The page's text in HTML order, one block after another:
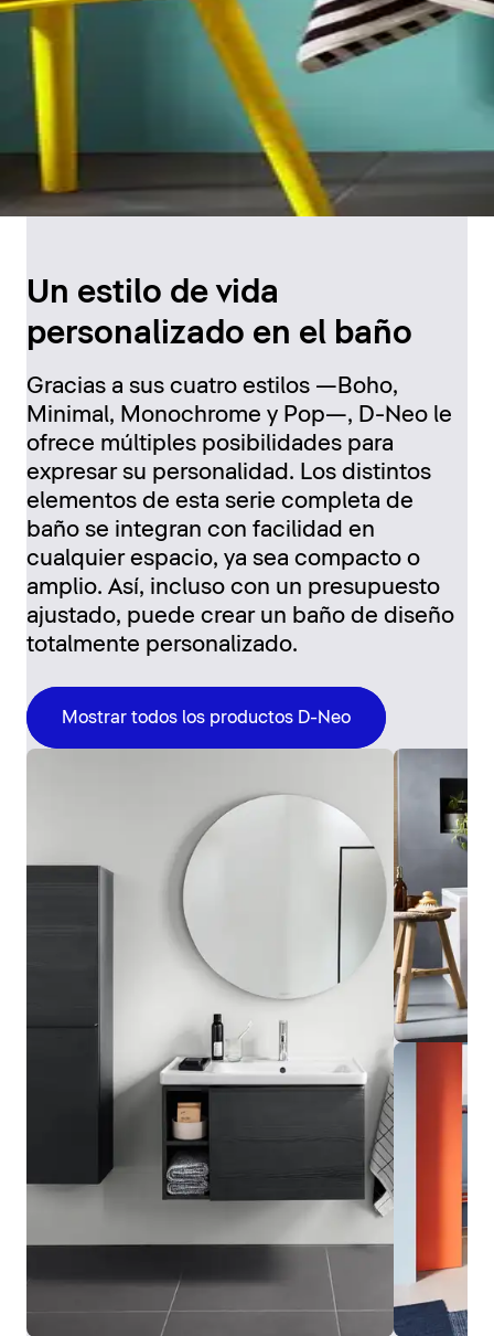
Un estilo de vida
personalizado en el baño
Gracias a sus cuatro estilos —Boho,
Minimal, Monochrome y Pop—, D-Neo le
ofrece múltiples posibilidades para
expresar su personalidad. Los distintos
elementos de esta serie completa de
baño se integran con facilidad en
cualquier espacio, ya sea compacto o
amplio. Así, incluso con un presupuesto
ajustado, puede crear un baño de diseño
totalmente personalizado.
Mostrar todos los productos D-Neo